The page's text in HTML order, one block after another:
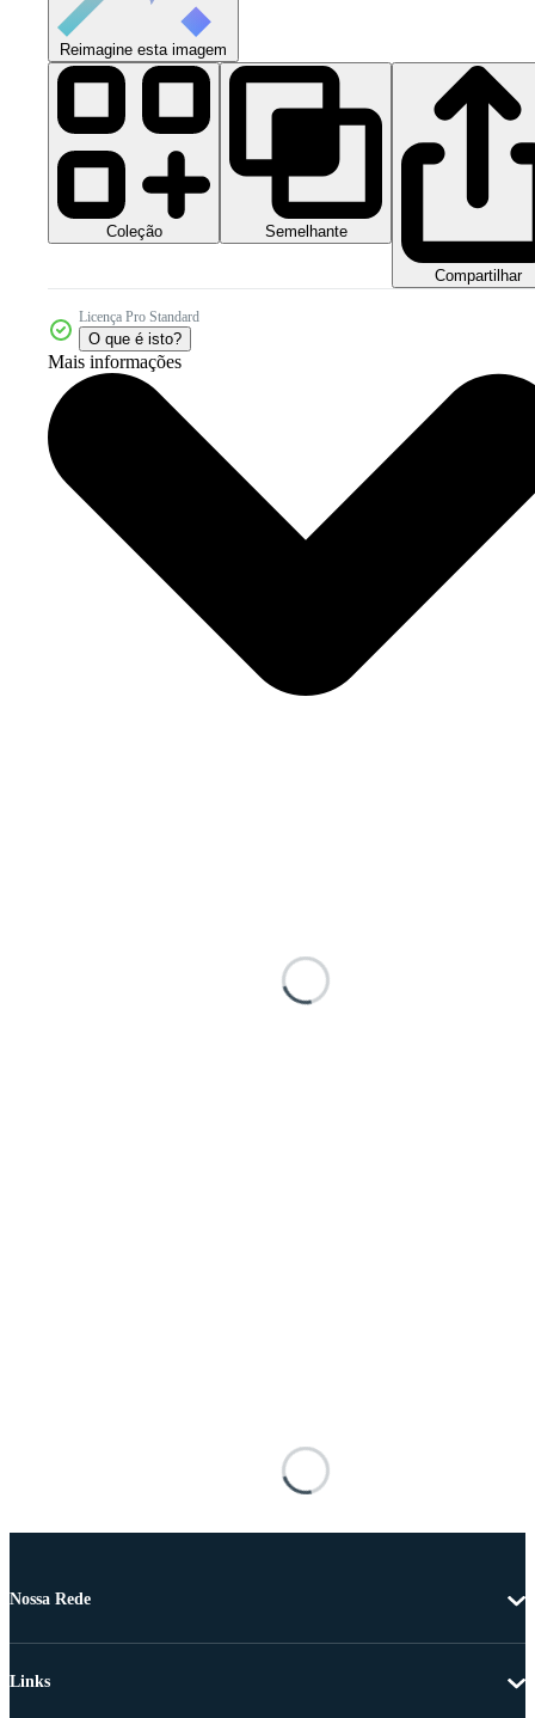
Reimagine esta imagem
Coleção Semelhante
Compartilhar
Licença Pro Standard
O que é isto?
Mais informações
Nossa Rede
Links